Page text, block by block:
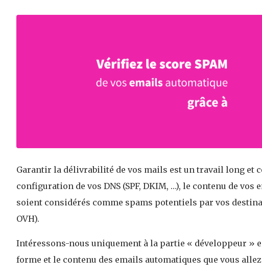
Garantir la délivrabilité de vos mails est un travail long et
configuration de vos DNS (SPF, DKIM, …), le contenu de
soient considérés comme spams potentiels par vos
OVH).
Intéressons-nous uniquement à la partie « développeur »
forme et le contenu des emails automatiques que vous